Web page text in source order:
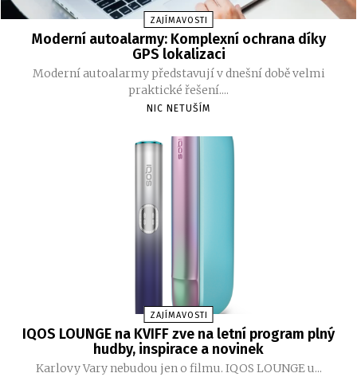
ZAJÍMAVOSTI
Moderní autoalarmy: Komplexní ochrana díky
GPS lokalizaci
Moderní autoalarmy představují v dnešní době velmi
praktické řešení....
NIC NETUŠÍM
ZAJÍMAVOSTI
IQOS LOUNGE na KVIFF zve na letní program plný
hudby, inspirace a novinek
Karlovy Vary nebudou jen o filmu. IQOS LOUNGE u...